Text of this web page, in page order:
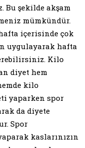
şekilde akşam
mümkündür.
içerisinde çok
uygulayarak hafta
Kilo
diyet hem
kilo
yaparken spor
da diyete
Spor
kaslarınızın